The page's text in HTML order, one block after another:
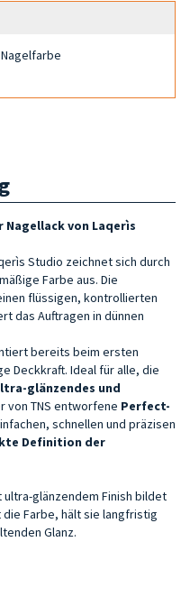
von Laqerìs
Studio zeichnet sich durch
Farbe aus. Die
flüssigen, kontrollierten
das Auftragen in dünnen
bereits beim ersten
Deckkraft. Ideal für alle, die
glänzendes und
von TNS entworfene Perfect-
schnellen und präzisen
Definition der
ultra-glänzendem Finish bildet
Farbe, hält sie langfristig
Glanz.